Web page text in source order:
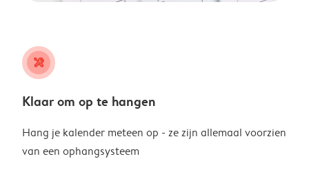
tools
Klaar om op te hangen
Hang je kalender meteen op - ze zijn allemaal voorzien
van een ophangsysteem